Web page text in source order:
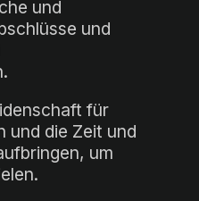
und
und
für
und die Zeit und
um